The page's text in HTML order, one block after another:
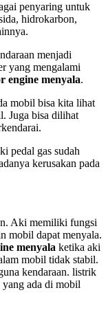
penyaring untuk
hidrokarbon,
menjadi
yang mengalami
engine menyala.
mobil bisa kita lihat
Juga bisa dilihat
pedal gas sudah
kerusakan pada
Aki memiliki fungsi
mobil dapat menyala.
menyala ketika aki
mobil tidak stabil.
kendaraan. listrik
yang ada di mobil